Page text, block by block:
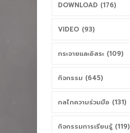
DOWNLOAD (176)
VIDEO (93)
กระจายและอิสระ (109)
กิจกรรม (645)
กลไกความร่วมมือ (131)
กิจกรรมการเรียนรู้ (119)